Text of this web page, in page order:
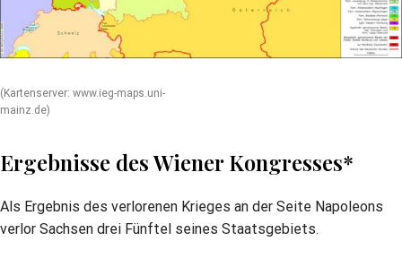
(Kartenserver: www.ieg-maps.uni-
mainz.de)
Ergebnisse des Wiener Kongresses*
Als Ergebnis des verlorenen Krieges an der Seite Napoleons
verlor Sachsen drei Fünftel seines Staatsgebiets.